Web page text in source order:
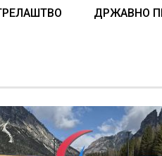
ДРЖАВНО